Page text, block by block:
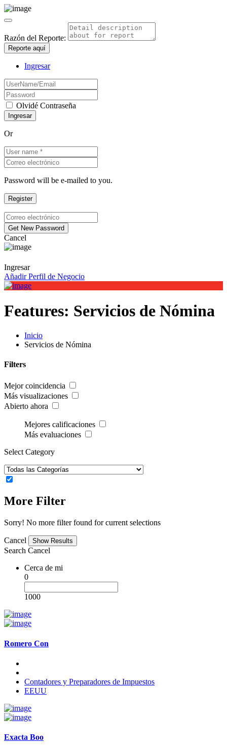
Razón del Reporte:
Reporte aquí
Ingresar
Olvidé Contraseña
Or
Password will be e-mailed to you.
Cancel
Ingresar
Añadir Perfil de Negocio
Features: Servicios de Nómina
Inicio
Servicios de Nómina
Filters
Mejor coincidencia
Más visualizaciones
Abierto ahora
Mejores calificaciones
Más evaluaciones
Select Category
More Filter
Sorry! No more filter found for current selections
Cancel
Search Cancel
Cerca de mi
0
1000
Romero Con
Contadores y Preparadores de Impuestos
EEUU
Exacta Boo